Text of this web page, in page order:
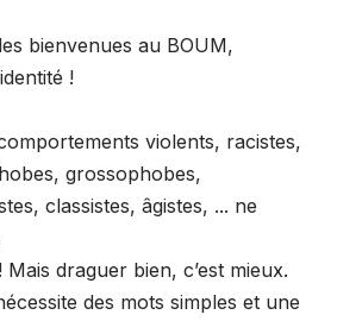
bienvenues au BOUM,
!
violents, racistes,
grossophobes,
classistes, âgistes, ... ne
draguer bien, c’est mieux.
des mots simples et une